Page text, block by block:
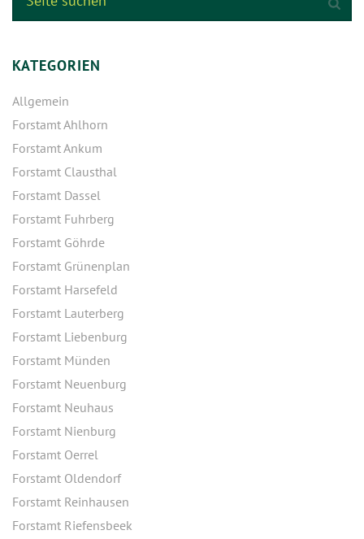
KATEGORIEN
Allgemein
Forstamt Ahlhorn
Forstamt Ankum
Forstamt Clausthal
Forstamt Dassel
Forstamt Fuhrberg
Forstamt Göhrde
Forstamt Grünenplan
Forstamt Harsefeld
Forstamt Lauterberg
Forstamt Liebenburg
Forstamt Münden
Forstamt Neuenburg
Forstamt Neuhaus
Forstamt Nienburg
Forstamt Oerrel
Forstamt Oldendorf
Forstamt Reinhausen
Forstamt Riefensbeek